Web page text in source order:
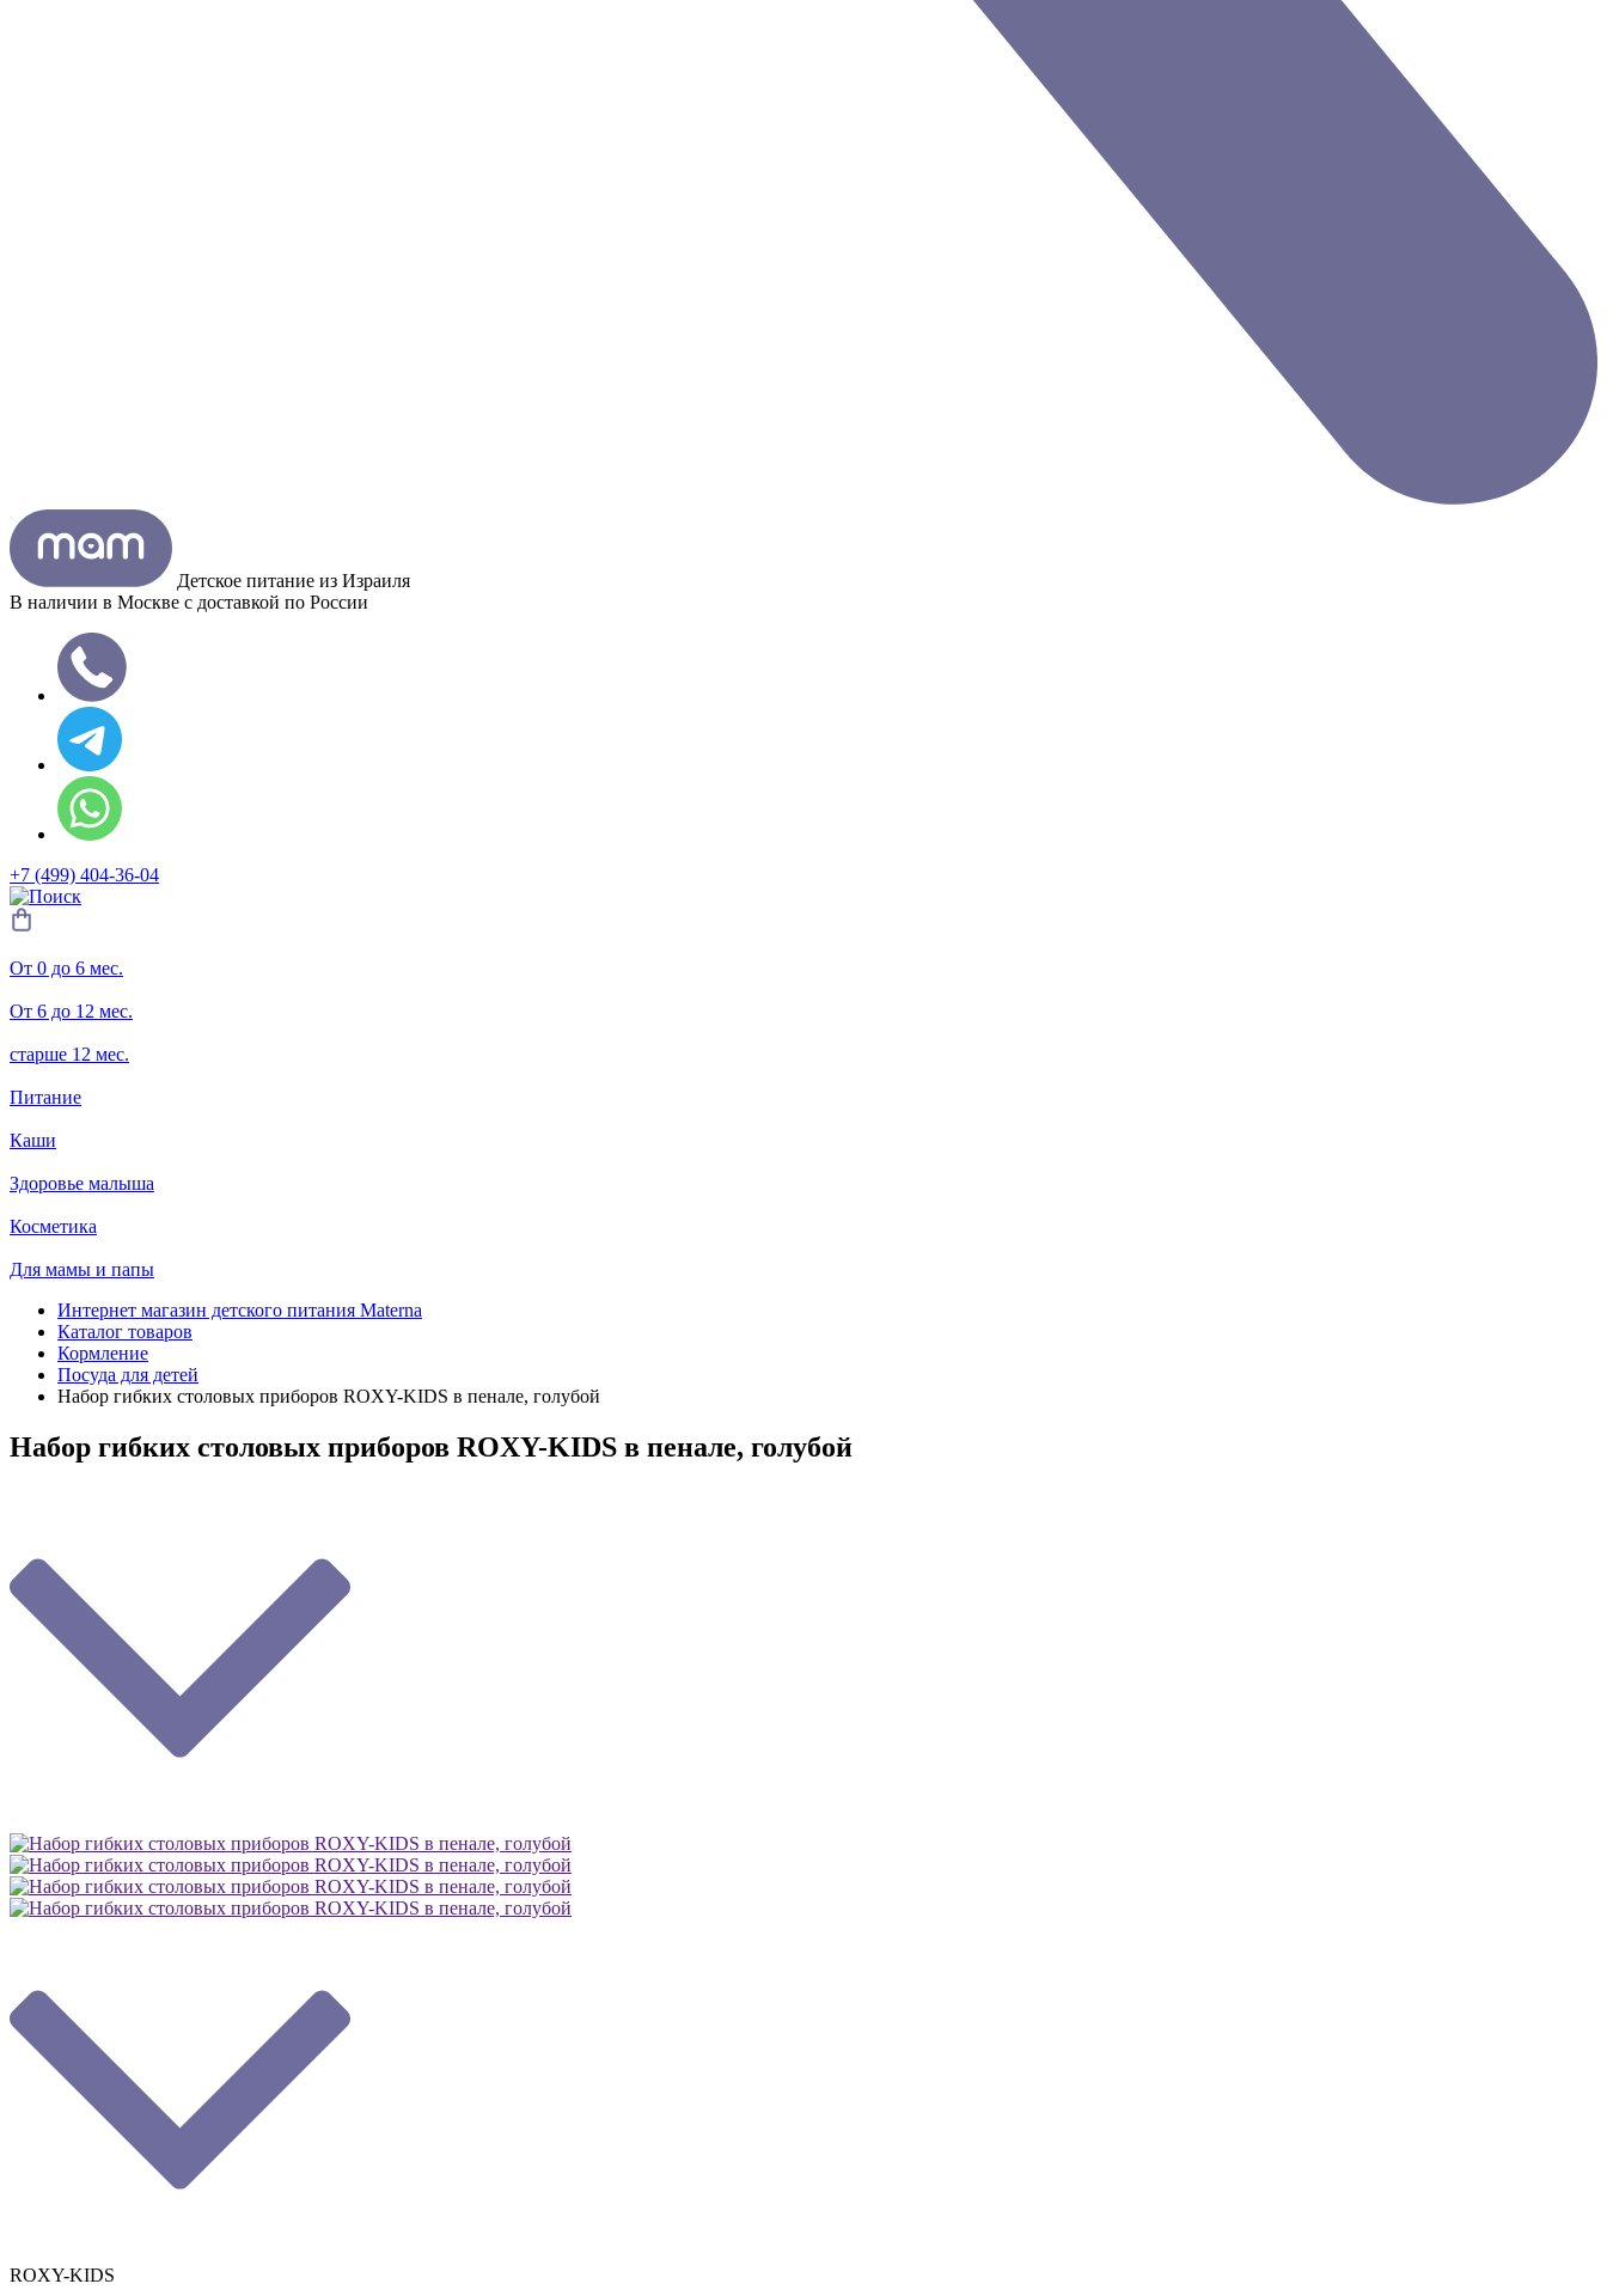
Детское питание из Израиля
В наличии в Москве с доставкой по России
+7 (499) 404-36-04
От 0 до 6 мес.
От 6 до 12 мес.
старше 12 мес.
Питание
Каши
Здоровье малыша
Косметика
Для мамы и папы
Интернет магазин детского питания Materna
Каталог товаров
Кормление
Посуда для детей
Набор гибких столовых приборов ROXY-KIDS в пенале, голубой
Набор гибких столовых приборов ROXY-KIDS в пенале, голубой
ROXY-KIDS